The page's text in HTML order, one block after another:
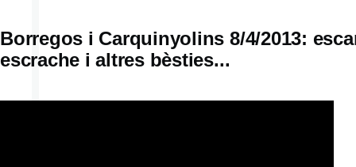
Borregos i Carquinyolins 8/4/2013:
escrache i altres bèsties...